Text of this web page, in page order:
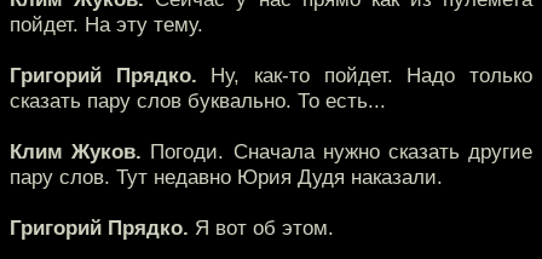
пойдет. На эту тему.
Григорий Прядко. Ну, как-то пойдет. Надо только
сказать пару слов буквально. То есть...
Клим Жуков. Погоди. Сначала нужно сказать другие
пару слов. Тут недавно Юрия Дудя наказали.
Григорий Прядко. Я вот об этом.